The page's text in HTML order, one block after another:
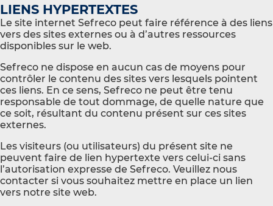
LIENS HYPERTEXTES
Le site internet Sefreco peut faire référence à des liens
vers des sites externes ou à d’autres ressources
disponibles sur le web.
Sefreco ne dispose en aucun cas de moyens pour
contrôler le contenu des sites vers lesquels pointent
ces liens. En ce sens, Sefreco ne peut être tenu
responsable de tout dommage, de quelle nature que
ce soit, résultant du contenu présent sur ces sites
externes.
Les visiteurs (ou utilisateurs) du présent site ne
peuvent faire de lien hypertexte vers celui-ci sans
l’autorisation expresse de Sefreco. Veuillez nous
contacter si vous souhaitez mettre en place un lien
vers notre site web.